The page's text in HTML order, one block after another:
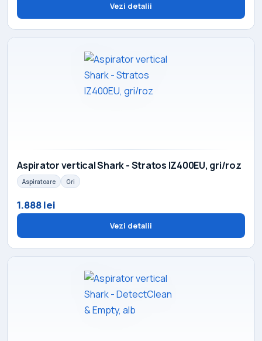
Vezi detalii
Aspirator vertical Shark - Stratos IZ400EU, gri/roz
Aspiratoare Gri
1.888 lei
Vezi detalii